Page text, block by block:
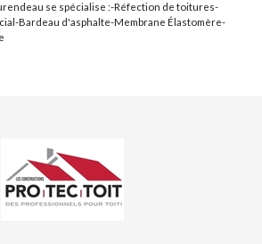
se spécialise :-Réfection de toitures-
Bardeau d'asphalte-Membrane Élastomère-